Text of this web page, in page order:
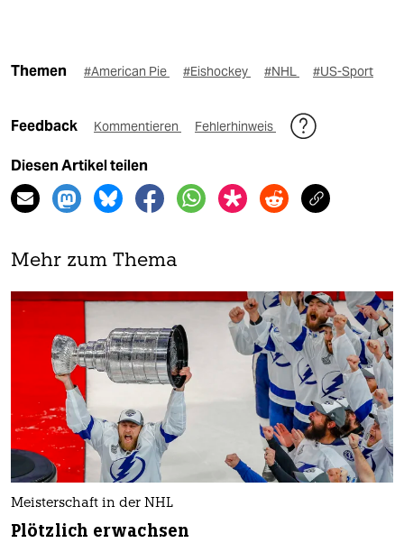
Themen #American Pie #Eishockey #NHL #US-Sport
Feedback Kommentieren Fehlerhinweis
Diesen Artikel teilen
Mehr zum Thema
Meisterschaft in der NHL
Plötzlich erwachsen